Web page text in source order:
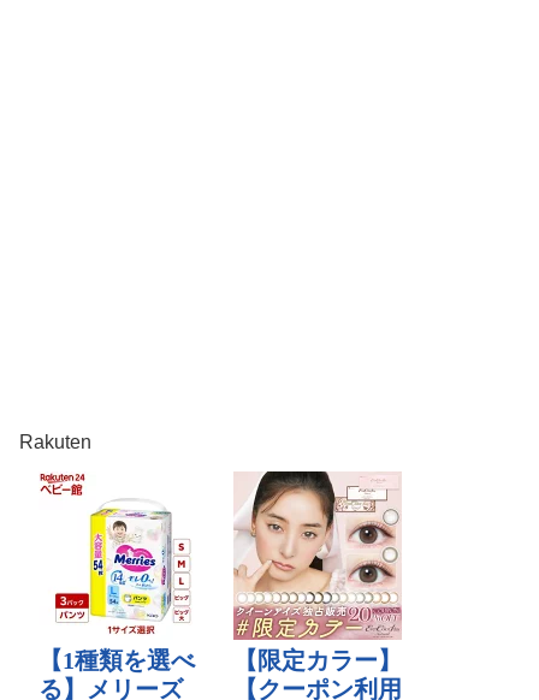
Rakuten